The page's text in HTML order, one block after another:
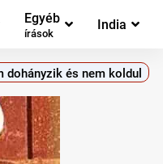
Egyéb
írások
India
dohányzik és nem koldul